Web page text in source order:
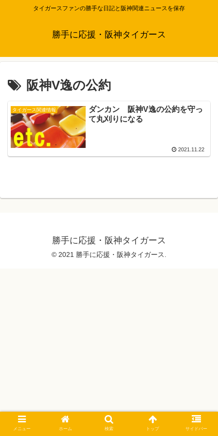
タイガースファンの勝手な日記と阪神関連ニュースを保存
勝手に応援・阪神タイガース
阪神V逸の公約
タイガース関連情報
ダンカン 阪神V逸の公約を守っ
て丸刈りになる
2021.11.22
勝手に応援・阪神タイガース
© 2021 勝手に応援・阪神タイガース.
メニュー ホーム 検索 トップ サイドバー